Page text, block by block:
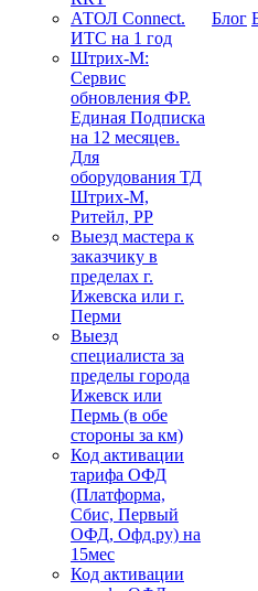
АТОЛ Connect.
ИТС на 1 год
Штрих-М:
Сервис
обновления ФР.
Единая Подписка
на 12 месяцев.
Для
оборудования ТД
Штрих-М,
Ритейл, РР
Выезд мастера к
заказчику в
пределах г.
Ижевска или г.
Перми
Выезд
специалиста за
пределы города
Ижевск или
Пермь (в обе
стороны за км)
Код активации
тарифа ОФД
(Платформа,
Сбис, Первый
ОФД, Офд.ру) на
15мес
Код активации
Блог